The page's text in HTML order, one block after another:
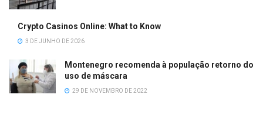
Crypto Casinos Online: What to Know
3 DE JUNHO DE 2026
Montenegro recomenda à população retorno do
uso de máscara
29 DE NOVEMBRO DE 2022